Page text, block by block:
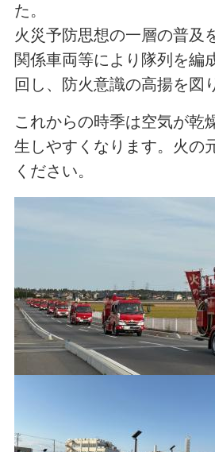
た。
火災予防思想の一層の普及
関係車両等により隊列を編
回し、防火意識の高揚を図
これからの時季は空気が乾
生しやすくなります。火の
ください。